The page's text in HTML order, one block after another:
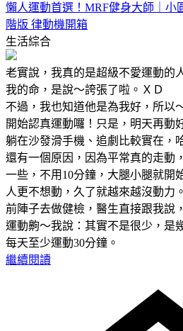
懶人運動首選！MRF健身大師｜⼩
階版 律動機開箱
生活綜合
老實說，我真的是超級不愛運動的
我的命，是說～誇張了啦。ＸＤ
不過，我也知道他是為我好，所以
開始認真運動囉！只是，明天再動
躺在沙發滑手機、追劇比較實在，
還有一個原因，因為平常真的走動
一些，不用10分鐘，大腿小腿就開
人更不想動，久了就越來越沒動力。
前陣子去做健檢，醫生直接跟我說
運動齁～我說：其實不是很少，是
每天至少運動30分鐘。
繼續閱讀